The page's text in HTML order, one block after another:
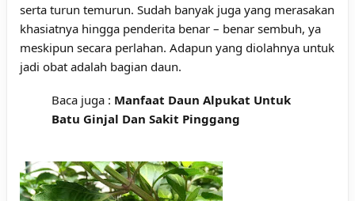
serta turun temurun. Sudah banyak juga yang merasakan
khasiatnya hingga penderita benar – benar sembuh, ya
meskipun secara perlahan. Adapun yang diolahnya untuk
jadi obat adalah bagian daun.
Baca juga : Manfaat Daun Alpukat Untuk
Batu Ginjal Dan Sakit Pinggang